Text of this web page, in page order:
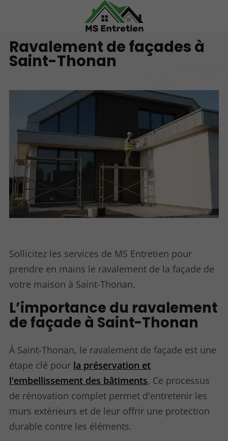
Ravalement de façades à
Saint-Thonan
Sollicitez les services de MS Entretien pour
prendre en mains le ravalement de la façade de
votre maison à Saint-Thonan.
L’importance du ravalement
de façade à Saint-Thonan
À Saint-Thonan, le ravalement de façade est une
étape clé pour la préservation et
l'embellissement des bâtiments. Ce processus
de rénovation complet permet d'entretenir les
murs extérieurs et de leur offrir une protection
durable contre les éléments.